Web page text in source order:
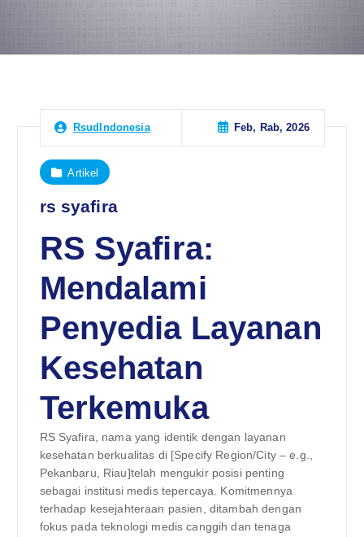
RsudIndonesia Feb, Rab, 2026
Artikel
rs syafira
RS Syafira:
Mendalami
Penyedia Layanan
Kesehatan
Terkemuka
RS Syafira, nama yang identik dengan layanan
kesehatan berkualitas di [Specify Region/City – e.g.,
Pekanbaru, Riau]telah mengukir posisi penting
sebagai institusi medis tepercaya. Komitmennya
terhadap kesejahteraan pasien, ditambah dengan
fokus pada teknologi medis canggih dan tenaga